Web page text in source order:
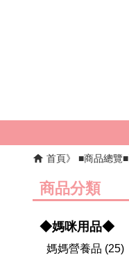
首頁 ■商品總覽■
商品分類
◆媽咪用品◆
媽媽營養品 (25)